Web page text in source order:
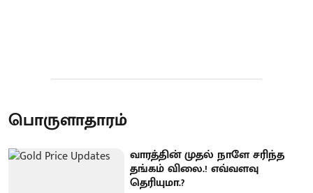
பொருளாதாரம்
வாரத்தின் முதல் நாளே சரிந்த
தங்கம் விலை.! எவ்வளவு
தெரியுமா.?